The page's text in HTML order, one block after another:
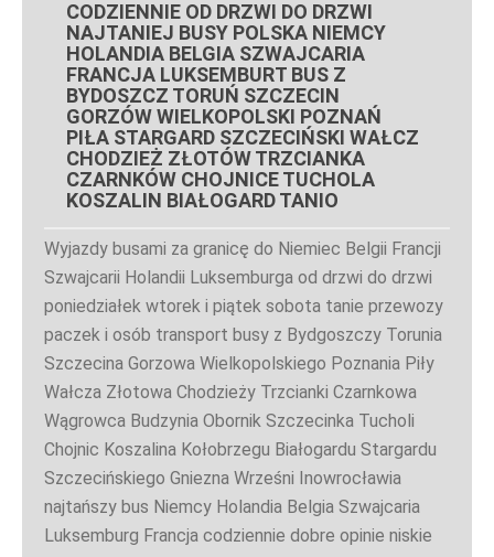
CODZIENNIE OD DRZWI DO DRZWI
NAJTANIEJ BUSY POLSKA NIEMCY
HOLANDIA BELGIA SZWAJCARIA
FRANCJA LUKSEMBURT BUS Z
BYDOSZCZ TORUŃ SZCZECIN
GORZÓW WIELKOPOLSKI POZNAŃ
PIŁA STARGARD SZCZECIŃSKI WAŁCZ
CHODZIEŻ ZŁOTÓW TRZCIANKA
CZARNKÓW CHOJNICE TUCHOLA
KOSZALIN BIAŁOGARD TANIO
Wyjazdy busami za granicę do Niemiec Belgii Francji
Szwajcarii Holandii Luksemburga od drzwi do drzwi
poniedziałek wtorek i piątek sobota tanie przewozy
paczek i osób transport busy z Bydgoszczy Torunia
Szczecina Gorzowa Wielkopolskiego Poznania Piły
Wałcza Złotowa Chodzieży Trzcianki Czarnkowa
Wągrowca Budzynia Obornik Szczecinka Tucholi
Chojnic Koszalina Kołobrzegu Białogardu Stargardu
Szczecińskiego Gniezna Wrześni Inowrocławia
najtańszy bus Niemcy Holandia Belgia Szwajcaria
Luksemburg Francja codziennie dobre opinie niskie